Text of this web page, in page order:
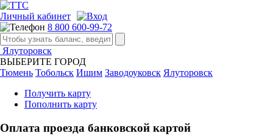
Личный кабинет
8 800 600-99-72
Ялуторовск
ВЫБЕРИТЕ ГОРОД
Тюмень Тобольск Ишим Заводоуковск Ялуторовск
Получить карту
Пополнить карту
Оплата проезда банковской картой